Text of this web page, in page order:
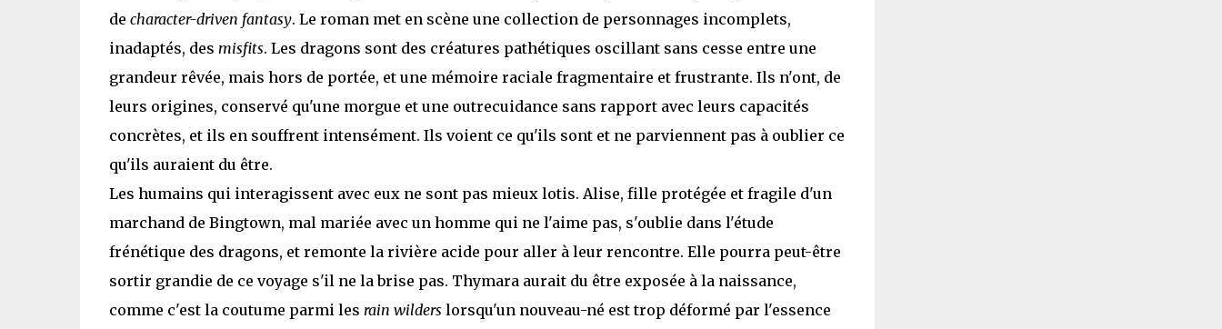
de character-driven fantasy. Le roman met en scène une collection de personnages incomplets,
inadaptés, des misfits. Les dragons sont des créatures pathétiques oscillant sans cesse entre une
grandeur rêvée, mais hors de portée, et une mémoire raciale fragmentaire et frustrante. Ils n'ont, de
leurs origines, conservé qu'une morgue et une outrecuidance sans rapport avec leurs capacités
concrètes, et ils en souffrent intensément. Ils voient ce qu'ils sont et ne parviennent pas à oublier ce
qu'ils auraient du être.
Les humains qui interagissent avec eux ne sont pas mieux lotis. Alise, fille protégée et fragile d'un
marchand de Bingtown, mal mariée avec un homme qui ne l'aime pas, s'oublie dans l'étude
frénétique des dragons, et remonte la rivière acide pour aller à leur rencontre. Elle pourra peut-être
sortir grandie de ce voyage s'il ne la brise pas. Thymara aurait du être exposée à la naissance,
comme c'est la coutume parmi les rain wilders lorsqu'un nouveau-né est trop déformé par l'essence